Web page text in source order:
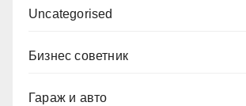
Uncategorised
Бизнес советник
Гараж и авто